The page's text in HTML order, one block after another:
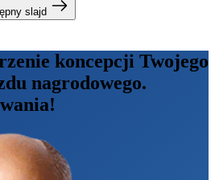
slajd
koncepcji Twojego
nagrodowego.